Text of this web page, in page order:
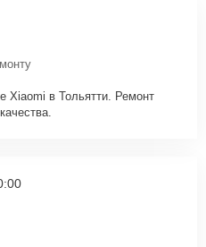
Xiaomi в Тольятти. Ремонт